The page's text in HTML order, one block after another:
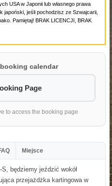
USA w Japonii lub własnego prawa
japoński, jeśli pochodzisz ze Szwajcarii,
Pamiętaj! BRAK LICENCJI, BRAK
calendar
Page
to access the booking page
Miejsce
będziemy jeździć wokół
przejażdżka kartingowa w